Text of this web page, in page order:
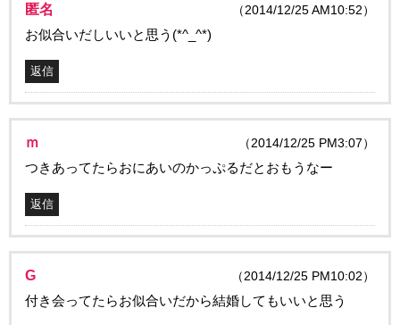
匿名 （2014/12/25 AM10:52）
お似合いだしいいと思う(*^_^*)
返信
ｍ （2014/12/25 PM3:07）
つきあってたらおにあいのかっぷるだとおもうなー
返信
G （2014/12/25 PM10:02）
付き会ってたらお似合いだから結婚してもいいと思う